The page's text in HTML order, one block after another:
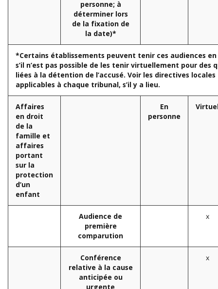
personne; à
déterminer lors
de la fixation de
la date)*
*Certains établissements peuvent tenir ces audiences en
s’il n’est pas possible de les tenir virtuellement pour des
liées à la détention de l’accusé. Voir les directives locales
applicables à chaque tribunal, s’il y a lieu.
Affaires
en droit
de la
famille et
affaires
portant
sur la
protection
d’un
enfant
En
personne
Audience de
première
comparution
x
Conférence
relative à la cause
anticipée ou
urgente
x